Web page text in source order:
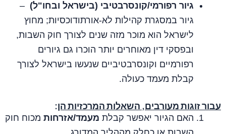
גיור רפורמי/קונסרבטיבי (בישראל ובחו"ל) –
גיור במסגרת קהילות לא‑אורתודוכסיות; מחוץ
לישראל הוא מוכר מזה שנים לצורך חוק השבות,
ובפסקי דין מאוחרים יותר הוכרו גם גיורים
רפורמיים וקונסרבטיביים שנעשו בישראל לצורך
קבלת מעמד כעולה.
עבור זוגות מעורבים, השאלות המרכזיות הן:
האם הגיור יאפשר קבלת מעמד/אזרחות מכוח חוק